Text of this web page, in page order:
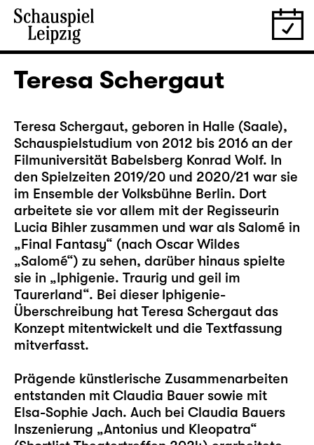
Teresa Schergaut
Teresa Schergaut, geboren in Halle (Saale),
Schauspielstudium von 2012 bis 2016 an der
Filmuniversität Babelsberg Konrad Wolf. In
den Spielzeiten 2019/20 und 2020/21 war sie
im Ensemble der Volksbühne Berlin. Dort
arbeitete sie vor allem mit der Regisseurin
Lucia Bihler zusammen und war als Salomé in
„Final Fantasy“ (nach Oscar Wildes
„Salomé“) zu sehen, darüber hinaus spielte
sie in „Iphigenie. Traurig und geil im
Taurerland“. Bei dieser Iphigenie-
Überschreibung hat Teresa Schergaut das
Konzept mitentwickelt und die Textfassung
mitverfasst.
Prägende künstlerische Zusammenarbeiten
entstanden mit Claudia Bauer sowie mit
Elsa-Sophie Jach. Auch bei Claudia Bauers
Inszenierung „Antonius und Kleopatra“